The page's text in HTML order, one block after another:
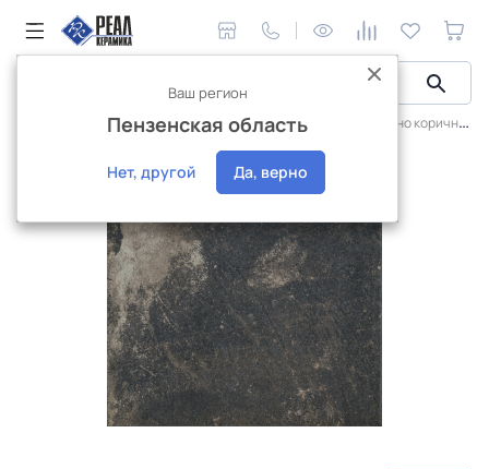
Керамическая плитка Ceramika Paradyz Скандиано коричневая
Ваш регион
Пензенская область
Нет, другой Да, верно